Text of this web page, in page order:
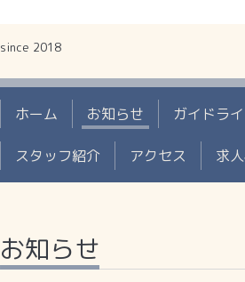
since 2018
ホーム お知らせ ガイドラ
スタッフ紹介 アクセス 求
お知らせ